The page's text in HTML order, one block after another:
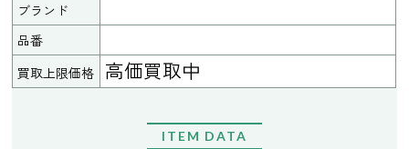
ブランド
品番
買取上限価格
高価買取中
ITEM DATA